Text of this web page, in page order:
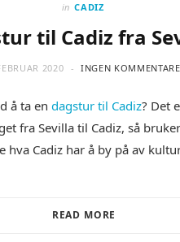
in CADIZ
til Cadiz fra
2020 INGEN
å ta en dagstur til Cadiz? Det
fra Sevilla til Cadiz, så
Cadiz har å by på av
READ MORE